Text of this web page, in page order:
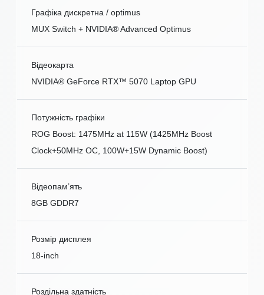
Графіка дискретна / optimus
MUX Switch + NVIDIA® Advanced Optimus
Відеокарта
NVIDIA® GeForce RTX™ 5070 Laptop GPU
Потужність графіки
ROG Boost: 1475MHz at 115W (1425MHz Boost
Clock+50MHz OC, 100W+15W Dynamic Boost)
Відеопам’ять
8GB GDDR7
Розмір дисплея
18-inch
Роздільна здатність